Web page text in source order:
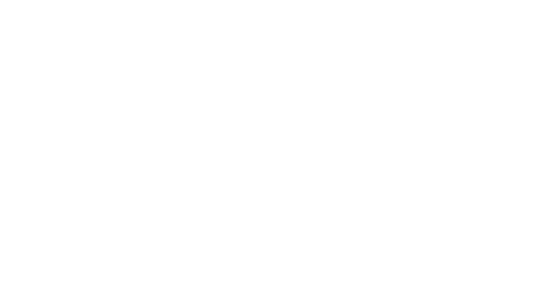
Direktflüge ans Rote Meer angeboten, allerdings nur von
Auch wenn es immer noch aufgrund der vorherrschenden
Welt. Auch alle anderen Airlines ziehen langsam nach. Und
voraussichtlich wieder startet.